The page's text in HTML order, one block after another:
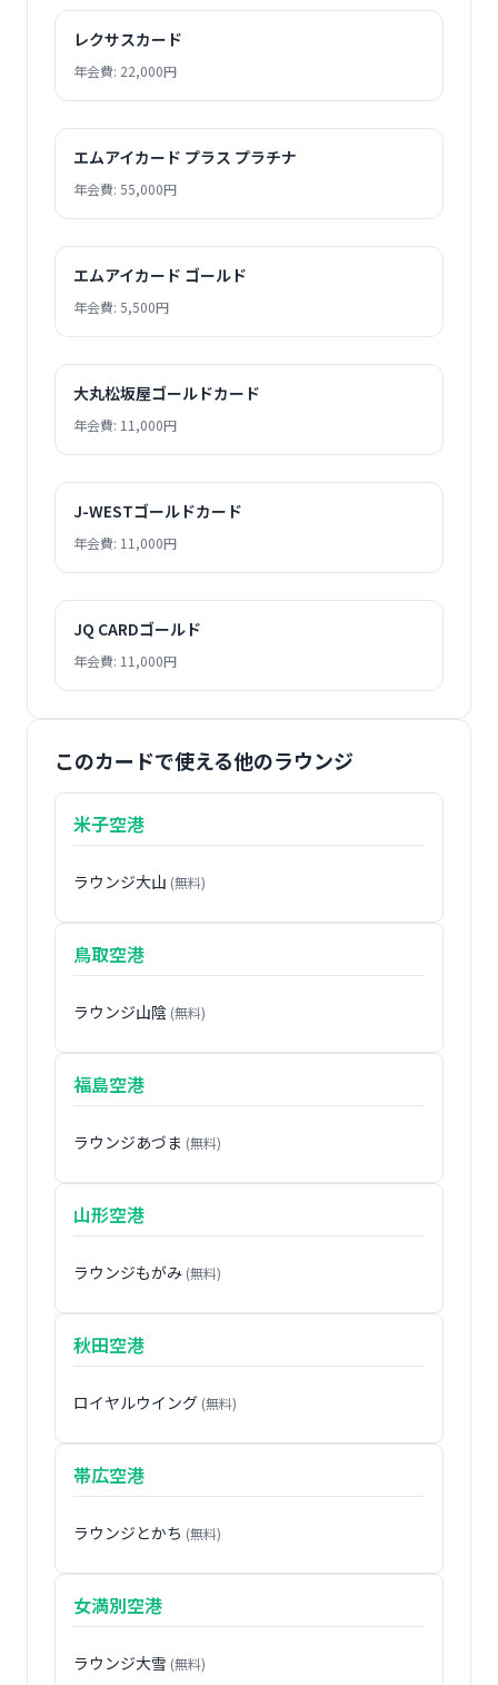
レクサスカード
年会費: 22,000円
エムアイカード プラス プラチナ
年会費: 55,000円
エムアイカード ゴールド
年会費: 5,500円
大丸松坂屋ゴールドカード
年会費: 11,000円
J-WESTゴールドカード
年会費: 11,000円
JQ CARDゴールド
年会費: 11,000円
このカードで使える他のラウンジ
米子空港
ラウンジ大山 (無料)
鳥取空港
ラウンジ山陰 (無料)
福島空港
ラウンジあづま (無料)
山形空港
ラウンジもがみ (無料)
秋田空港
ロイヤルウイング (無料)
帯広空港
ラウンジとかち (無料)
女満別空港
ラウンジ大雪 (無料)